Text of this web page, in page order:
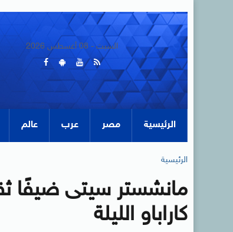
السبت - 08 أغسطس 2026
الرئيسية مصر عرب عالم
الرئيسية
مانشستر سيتى ضيفًا
كاراباو الليلة